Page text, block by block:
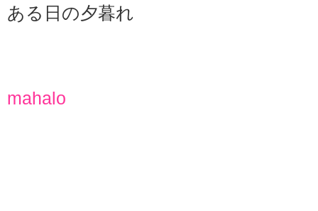
ある日の夕暮れ
mahalo